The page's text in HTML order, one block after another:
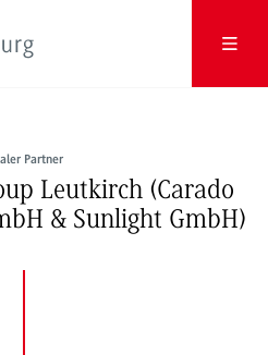
Partner
Leutkirch (Carado
& Sunlight GmbH)